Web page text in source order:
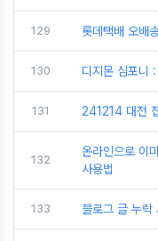
129 롯데택배 오배
130 디지몬 심포니
131 241214 대전
132
온라인으로 이
사용법
133 블로그 글 누락